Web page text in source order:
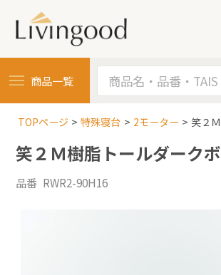
商品一覧
TOPページ 特殊寝台 2モーター 笑２
笑２Ｍ樹脂トールダーク
品番 RWR2-90H16